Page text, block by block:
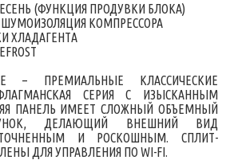
(ФУНКЦИЯ ПРОДУВКИ БЛОКА)
КОМПРЕССОРА
ХЛАДАГЕНТА
– ПРЕМИАЛЬНЫЕ КЛАССИЧЕСКИЕ
СЕРИЯ С ИЗЫСКАННЫМ
ПАНЕЛЬ ИМЕЕТ СЛОЖНЫЙ ОБЪЕМНЫЙ
ДЕЛАЮЩИЙ ВНЕШНИЙ ВИД
И РОСКОШНЫМ. СПЛИТ-
ДЛЯ УПРАВЛЕНИЯ ПО WI-FI.